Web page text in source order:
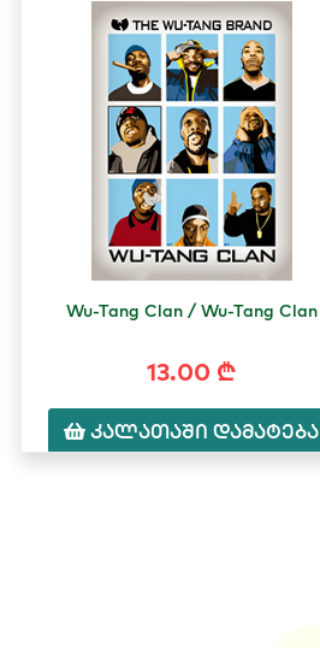
Wu-Tang Clan / Wu-Tang Clan
13.00 ₾
კალათაში დამატება